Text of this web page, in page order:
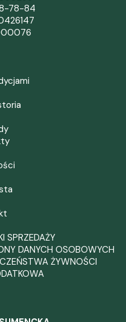
78-84
SPRZEDAŻY
DANYCH OSOBOWYCH
ŻYWNOŚCI